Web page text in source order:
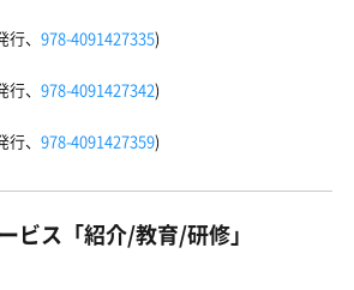
、 978-4091427335)
、 978-4091427342)
、 978-4091427359)
ビス「紹介/教育/研修」